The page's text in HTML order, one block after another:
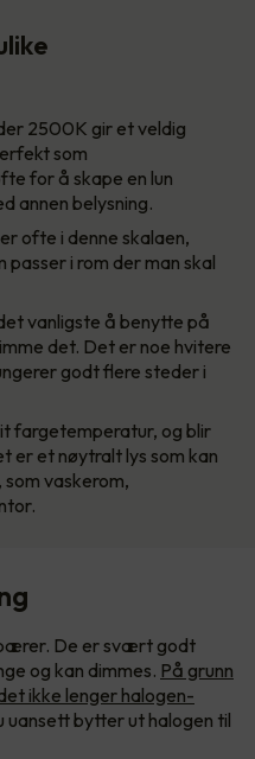
2500K gir et veldig
som
for å skape en lun
annen belysning.
ofte i denne skalaen,
passer i rom der man skal
vanligste å benytte på
det. Det er noe hvitere
godt flere steder i
fargetemperatur, og blir
er et nøytralt lys som kan
vaskerom,
De er svært godt
og kan dimmes. På grunn
ikke lenger halogen-
bytter ut halogen til